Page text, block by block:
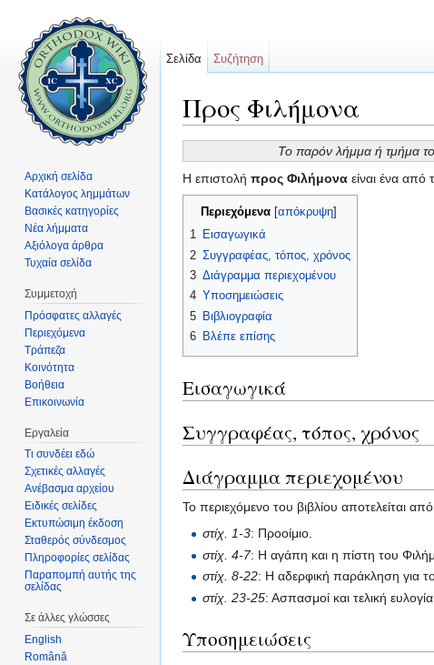
Προς Φιλήμονα
Το παρόν λήμμα ή τμήμα
Η επιστολή προς Φιλήμονα είναι ένα από
Περιεχόμενα[ απόκρυψη]
1 Εισαγωγικά
2 Συγγραφέας, τόπος, χρόνος
3 Διάγραμμα περιεχομένου
4 Υποσημειώσεις
5 Βιβλιογραφία
6 Βλέπε επίσης
Εισαγωγικά
Συγγραφέας, τόπος, χρόνος
Διάγραμμα περιεχομένου
Το περιεχόμενο του βιβλίου αποτελείται
στίχ. 1-3: Προοίμιο.
στίχ. 4-7: Η αγάπη και η πίστη του
στίχ. 8-22: Η αδερφική παράκληση για
στίχ. 23-25: Ασπασμοί και τελική ευλογία.
Υποσημειώσεις
Σελίδα Συζήτηση
Αρχική σελίδα
Κατάλογος λημμάτων
Βασικές κατηγορίες
Νέα λήμματα
Αξιόλογα άρθρα
Τυχαία σελίδα
Συμμετοχή
Πρόσφατες αλλαγές
Περιεχόμενα
Τράπεζα
Κοινότητα
Βοήθεια
Επικοινωνία
Εργαλεία
Τι συνδέει εδώ
Σχετικές αλλαγές
Ανέβασμα αρχείου
Ειδικές σελίδες
Εκτυπώσιμη έκδοση
Σταθερός σύνδεσμος
Πληροφορίες σελίδας
Παραπομπή αυτής της
σελίδας
Σε άλλες γλώσσες
English
Română